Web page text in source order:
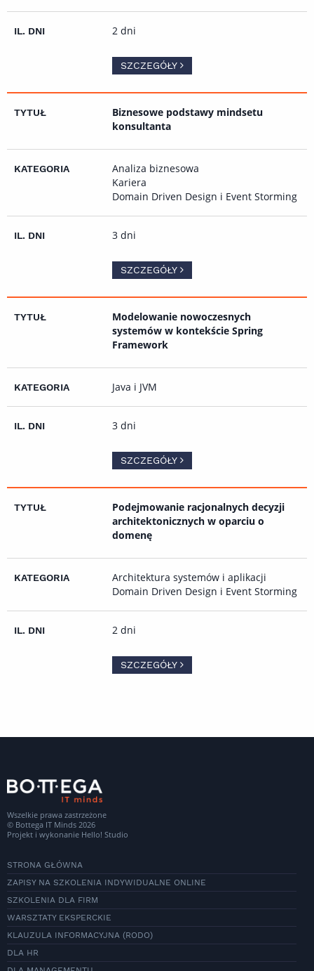
2 dni
SZCZEGÓŁY
Biznesowe podstawy mindsetu
konsultanta
Analiza biznesowa
Kariera
Domain Driven Design i Event Storming
3 dni
SZCZEGÓŁY
Modelowanie nowoczesnych
systemów w kontekście Spring
Framework
Java i JVM
3 dni
SZCZEGÓŁY
Podejmowanie racjonalnych decyzji
architektonicznych w oparciu o
domenę
Architektura systemów i aplikacji
Domain Driven Design i Event Storming
2 dni
SZCZEGÓŁY
Wszelkie prawa zastrzeżone
© Bottega IT Minds 2026
Projekt i wykonanie Hello! Studio
STRONA GŁÓWNA
ZAPISY NA SZKOLENIA INDYWIDUALNE ONLINE
SZKOLENIA DLA FIRM
WARSZTATY EKSPERCKIE
KLAUZULA INFORMACYJNA (RODO)
DLA HR